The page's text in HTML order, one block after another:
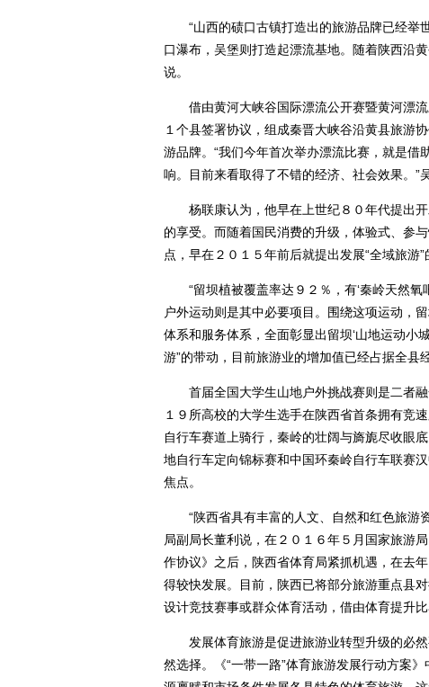
“山西的碛口古镇打造出的旅游品牌已经举
口瀑布，吴堡则打造起漂流基地。随着陕西沿
说。
借由黄河大峡谷国际漂流公开赛暨黄河漂流
１个县签署协议，组成秦晋大峡谷沿黄县旅游
游品牌。“我们今年首次举办漂流比赛，就是
响。目前来看取得了不错的经济、社会效果。”
杨联康认为，他早在上世纪８０年代提出开
的享受。而随着国民消费的升级，体验式、参
点，早在２０１５年前后就提出发展“全域旅游
“留坝植被覆盖率达９２％，有‘秦岭天然氧
户外运动则是其中必要项目。围绕这项运动，
体系和服务体系，全面彰显出留坝‘山地运动小
游”的带动，目前旅游业的增加值已经占据全县
首届全国大学生山地户外挑战赛则是二者融
１９所高校的大学生选手在陕西省首条拥有竞
自行车赛道上骑行，秦岭的壮阔与旖旎尽收眼
地自行车定向锦标赛和中国环秦岭自行车联赛
焦点。
“陕西省具有丰富的人文、自然和红色旅游资
局副局长董利说，在２０１６年５月国家旅游
作协议》之后，陕西省体育局紧抓机遇，在去
得较快发展。目前，陕西已将部分旅游重点县
设计竞技赛事或群众体育活动，借由体育提升
发展体育旅游是促进旅游业转型升级的必然
然选择。《“一带一路”体育旅游发展行动方案